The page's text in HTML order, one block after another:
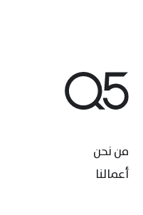
من نحن
أعمالنا